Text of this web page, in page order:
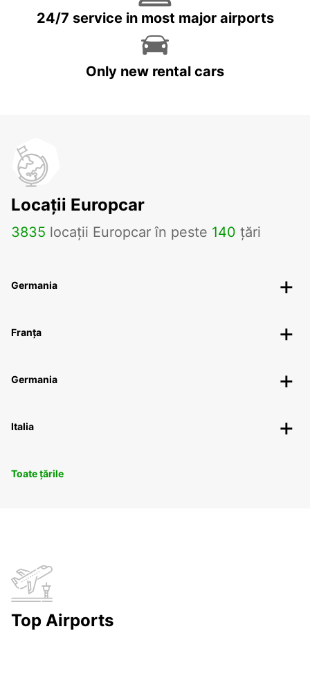
24/7 service in most major airports
Only new rental cars
Locații Europcar
3835 locații Europcar în peste 140 țări
Germania
Franța
Germania
Italia
Toate țările
Top Airports